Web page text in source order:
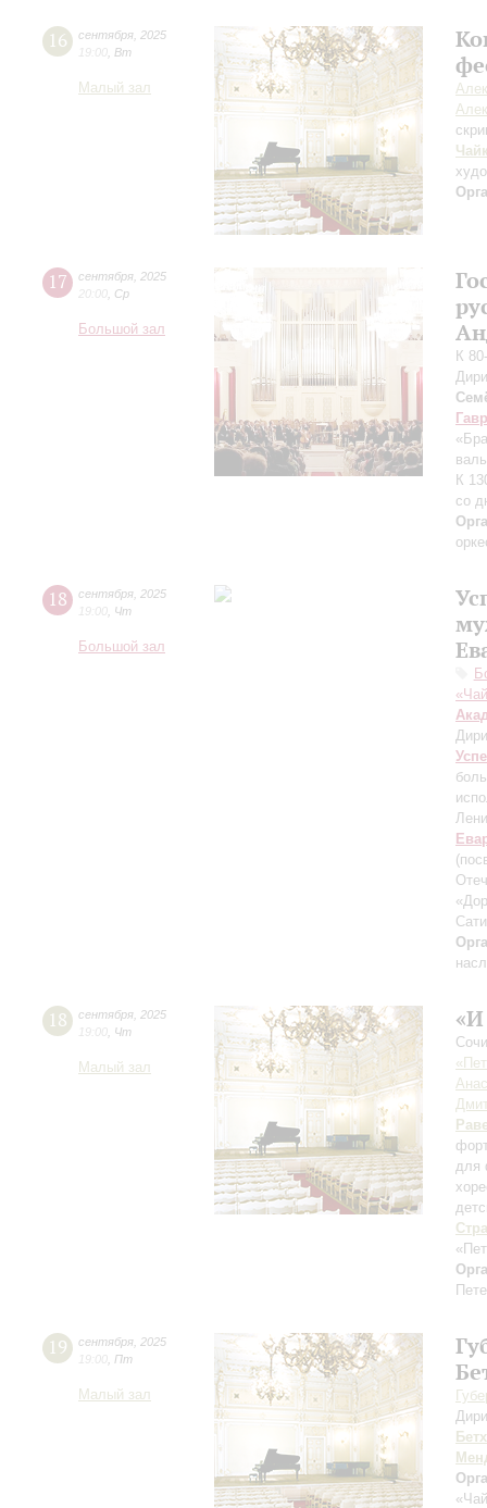
16 сентября 2025
19:00 Вт
Малый зал
17 сентября 2025
20:00 Ср
Большой зал
К
К
со
18 сентября 2025
19:00 Чт
Большой зал
18 сентября 2025
19:00 Чт
Малый зал
«И
для
19 сентября 2025
19:00 Пт
Малый зал